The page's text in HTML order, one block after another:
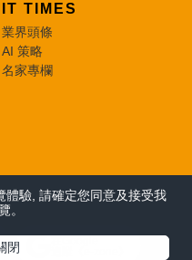
體驗, 請確定您同意及接受我
。
閉
IT TIMES
業界頭條
AI 策略
名家專欄